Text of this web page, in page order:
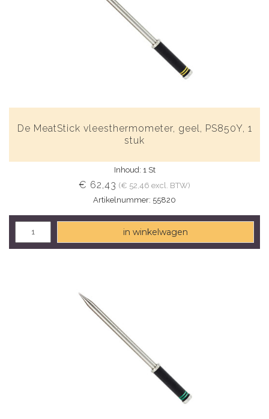
De MeatStick vleesthermometer, geel, PS850Y, 1
stuk
Inhoud: 1 St
€ 62,43 (€ 52,46 excl. BTW)
Artikelnummer: 55820
in winkelwagen